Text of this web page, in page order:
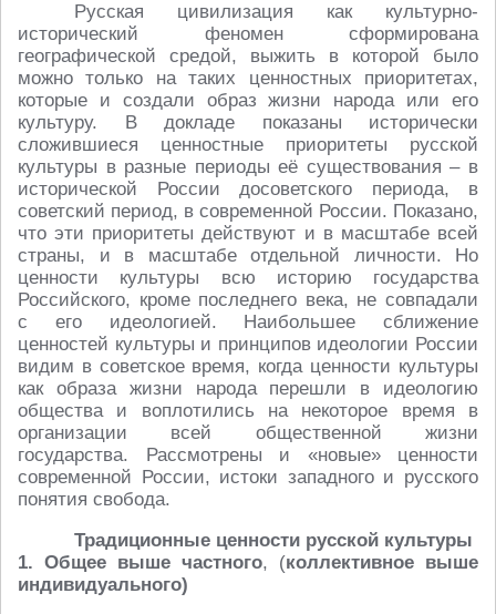
Русская цивилизация как культурно-
исторический феномен сформирована
географической средой, выжить в которой было
можно только на таких ценностных приоритетах,
которые и создали образ жизни народа или его
культуру. В докладе показаны исторически
сложившиеся ценностные приоритеты русской
культуры в разные периоды её существования – в
исторической России досоветского периода, в
советский период, в современной России. Показано,
что эти приоритеты действуют и в масштабе всей
страны, и в масштабе отдельной личности. Но
ценности культуры всю историю государства
Российского, кроме последнего века, не совпадали
с его идеологией. Наибольшее сближение
ценностей культуры и принципов идеологии России
видим в советское время, когда ценности культуры
как образа жизни народа перешли в идеологию
общества и воплотились на некоторое время в
организации всей общественной жизни
государства. Рассмотрены и «новые» ценности
современной России, истоки западного и русского
понятия свобода.
Традиционные ценности русской культуры
1. Общее выше частного, (коллективное выше
индивидуального)